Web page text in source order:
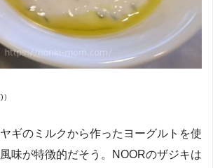
ギのミルクから作ったヨーグルトを使
味が特徴的だそう。NOORのザジキは